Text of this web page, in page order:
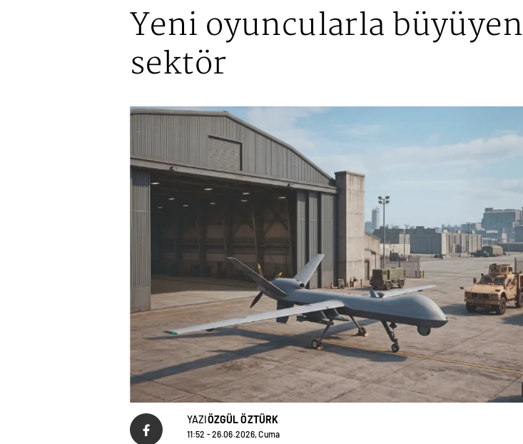
Yeni oyuncularla büyüyen
sektör
YAZIÖZGÜL ÖZTÜRK
11:52 - 26.06.2026, Cuma